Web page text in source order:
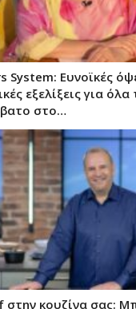
System: Ευνοϊκές
εξελίξεις για
στο…
στην κουζίνα σας: